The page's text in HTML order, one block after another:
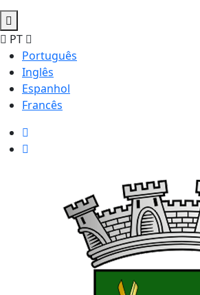
PT
Português
Inglês
Espanhol
Francês